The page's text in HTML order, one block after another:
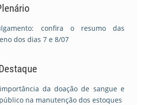
confira o resumo das
dos dias 7 e 8/07
importância da doação de sangue e
na manutenção dos estoques